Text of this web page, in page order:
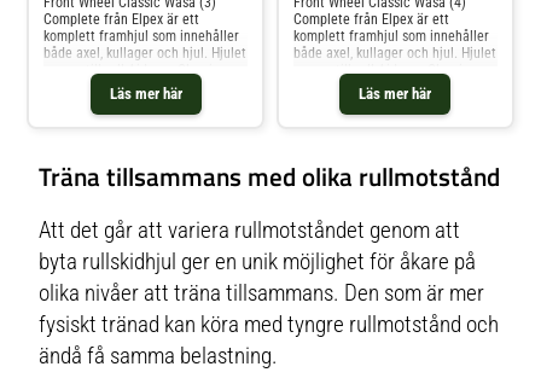
Läs mer här
Complete från Elpex är ett
komplett framhjul som innehåller
både axel, kullager och hjul. Hjulet
Wasa och har rullmotstånd 3,
vilket innebär ett tyngre motstånd
som passar för de som vill ta sin
mm Hjuldiameter: 70 mm Passar
till Wasa 610, Classic Wasa och
tyngre motstånd för dig som vill
ha mer utmaning i din träning
Läs mer här
Complete från Elpex är ett
komplett framhjul som innehåller
både axel, kullager och hjul. Hjulet
Wasa och har rullmotstånd 4,
vilket innebär det tyngsta
motståndet som Elpex kan
och vill ha en ännu större
utmaning. 1-pack Hjulbredd: 50
till Wasa 610, Classic Wasa och
Evolution Wasa Rullmotstånd 4:
det tyngsta motståndet som Elpex
kan erbjuda och det passar för dig
som vill ha mer utmaning i din
träning
Träna tillsammans med olika rullmotstånd
Att det går att variera rullmotståndet genom att
byta rullskidhjul ger en unik möjlighet för åkare på
olika nivåer att träna tillsammans. Den som är mer
fysiskt tränad kan köra med tyngre rullmotstånd och
ändå få samma belastning.